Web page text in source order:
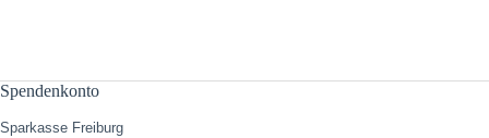
Spendenkonto
Sparkasse Freiburg